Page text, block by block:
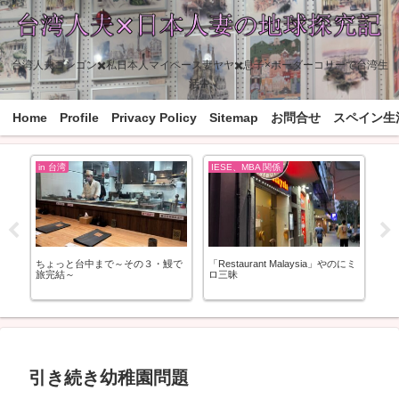
台湾人夫ゴンゴン✖️私日本人マイペース妻ヤヤ✖️息子×ボーダーコリーで台湾生
活中
Home Profile Privacy Policy Sitemap お問合せ スペイン生
in 台湾
ちょっと台中まで～その３・鰻で
旅完結～
IESE、MBA 関係
「Restaurant Malaysia」やのにミ
ロ三昧
引き続き幼稚園問題